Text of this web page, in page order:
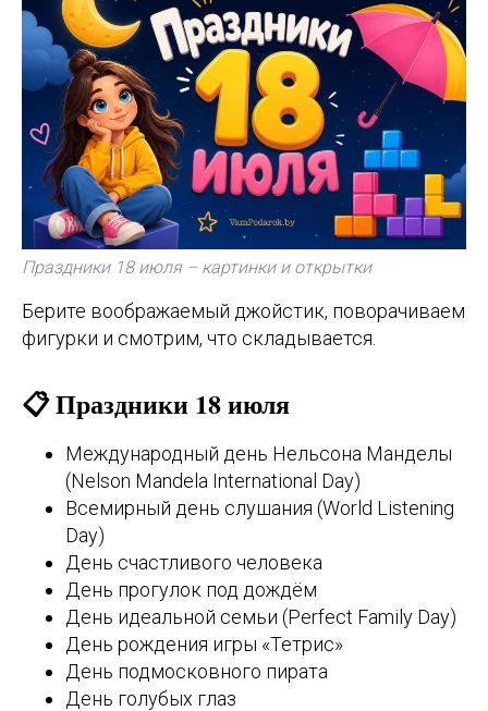
Праздники 18 июля – картинки и открытки
Берите воображаемый джойстик, поворачиваем
фигурки и смотрим, что складывается.
📋 Праздники 18 июля
Международный день Нельсона Манделы
(Nelson Mandela International Day)
Всемирный день слушания (World Listening
Day)
День счастливого человека
День прогулок под дождём
День идеальной семьи (Perfect Family Day)
День рождения игры «Тетрис»
День подмосковного пирата
День голубых глаз